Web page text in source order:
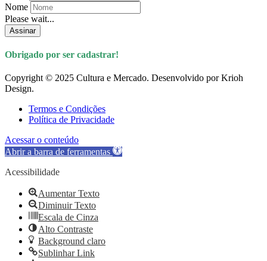
Nome
Please wait...
Assinar
Obrigado por ser cadastrar!
Copyright © 2025 Cultura e Mercado. Desenvolvido por Krioh
Design.
Termos e Condições
Política de Privacidade
Acessar o conteúdo
Abrir a barra de ferramentas
Acessibilidade
Aumentar Texto
Diminuir Texto
Escala de Cinza
Alto Contraste
Background claro
Sublinhar Link